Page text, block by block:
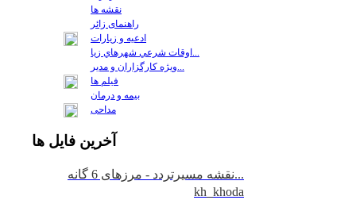
نقشه ها
راهنمای زائر
ادعیه و زیارات
فيلم ها
بیمه و درمان
مداحی
آخرين فايل ها
نقشه مسیرتردد - مرزهای 6 گانه...
kh_khoda